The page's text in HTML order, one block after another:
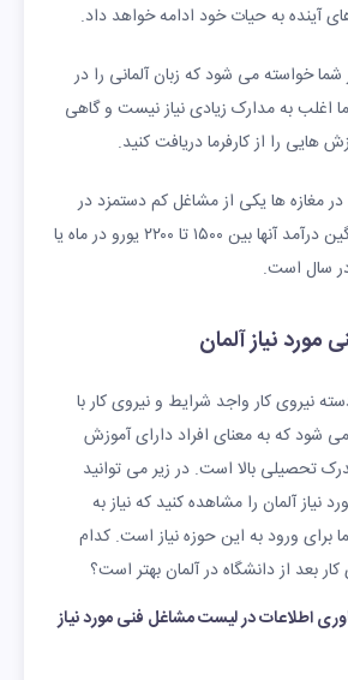
آینده به حیات خود ادامه خواهد داد.
خواسته می شود که زبان آلمانی را در
اغلب به مدارک زیادی نیاز نیست و گاهی
هایی را از کارفرما دریافت کنید.
در مغازه ها یکی از مشاغل کم دستمزد در
آلمان هستند که میانگین درآمد آنها بین ۱۵۰۰ تا ۲۲۰۰ یورو در ماه یا
نیاز آلمان
نیروی کار واجد شرایط و نیروی کار با
شود که به معنای افراد دارای آموزش
تحصیلی بالا است. در زیر می توانید
آلمان را مشاهده کنید که نیاز به
برای ورود به این حوزه نیاز است. کدام
بعد از دانشگاه در آلمان بهتر است؟
اطلاعات در لیست مشاغل فنی مورد نیاز